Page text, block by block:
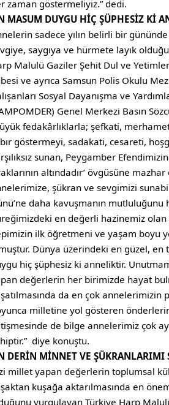
zaman göstermeliyiz.” dedi.
MASUM DUYGU HİÇ ŞÜPHESİZ Kİ
sadece yılın belirli bir
saygıya ve hürmete layık
Malulü Gaziler Şehit Dul ve
ve ayrıca Samsun Polis Okulu
Sosyal Dayanışma ve
Genel Merkezi Basın
fedakârlıklarla; şefkati,
göstermeyi, sadakati, cesareti,
sunan, Peygamber
altındadır’ övgüsüne
şükran ve sevgimizi
daha kavuşmanın mutluluğunu
en değerli hazinemiz
ilk öğretmeni ve yaşam boyu
Dünya üzerindeki en güzel, en
hiç şüphesiz ki anneliktir.
değerlerin her birimizde hayat
da en çok annelerimizin
milletine yol gösteren
de bilge annelerimiz çok
diye konuştu.
DERİN MİNNET VE ŞÜKRANLARIMI
millet yapan değerlerin toplumsal
kuşağa aktarılmasında en
vurgulayan Türkiye Harp